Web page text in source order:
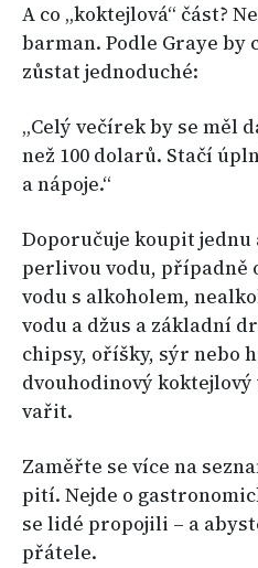
A co „koktejlová“ část?
barman. Podle Graye by
zůstat jednoduché:
„Celý večírek by se měl
než 100 dolarů. Stačí
a nápoje.“
Doporučuje koupit jednu
perlivou vodu, případně
vodu s alkoholem,
vodu a džus a základní
chipsy, oříšky, sýr nebo
dvouhodinový
vařit.
Zaměřte se více na
pití. Nejde o
se lidé propojili – a
přátele.